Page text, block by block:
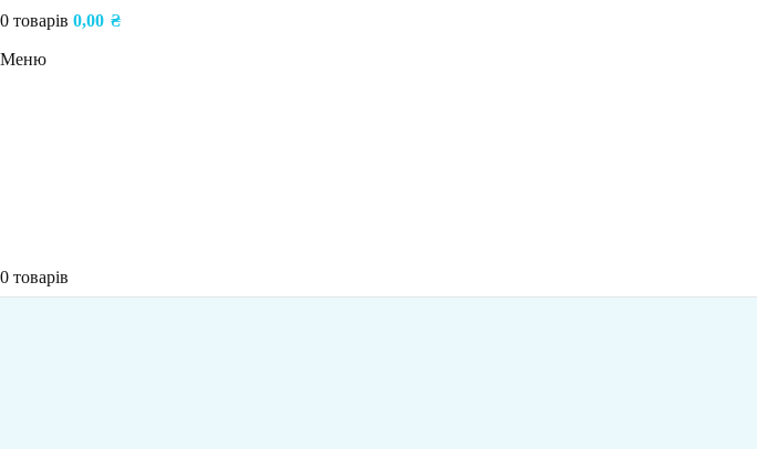
0 товарів 0,00 ₴
Меню
0 товарів